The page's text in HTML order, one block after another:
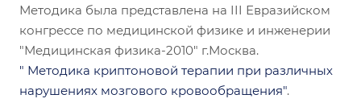
Методика была представлена на III Евразийском
конгрессе по медицинской физике и инженерии
"Медицинская физика-2010" г.Москва.
" Методика криптоновой терапии при различных
нарушениях мозгового кровообращения".